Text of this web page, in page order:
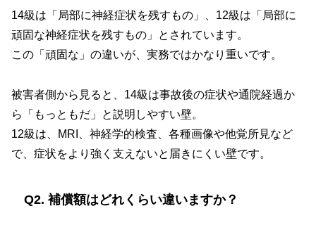
14級は「局部に神経症状を残すもの」、12級は「局部に
頑固な神経症状を残すもの」とされています。
この「頑固な」の違いが、実務ではかなり重いです。
被害者側から見ると、14級は事故後の症状や通院経過か
ら「もっともだ」と説明しやすい壁。
12級は、MRI、神経学的検査、各種画像や他覚所見など
で、症状をより強く支えないと届きにくい壁です。
Q2. 補償額はどれくらい違いますか？